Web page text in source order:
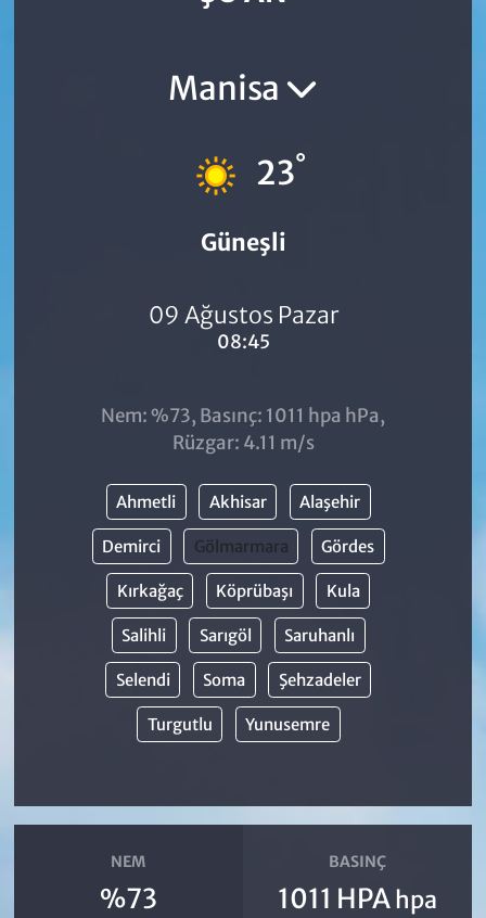
Manisa
23°
Güneşli
09 Ağustos Pazar
08:45
Nem: %73, Basınç: 1011 hpa hPa,
Rüzgar: 4.11 m/s
Ahmetli Akhisar Alaşehir
Demirci Gölmarmara Gördes
Kırkağaç Köprübaşı Kula
Salihli Sarıgöl Saruhanlı
Selendi Soma Şehzadeler
Turgutlu Yunusemre
NEM
%73
BASINÇ
1011 HPA hpa